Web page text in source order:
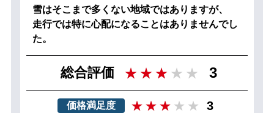
雪はそこまで多くない地域ではありますが、
走行では特に心配になることはありませんでし
た。
総合評価 3
価格満足度 3